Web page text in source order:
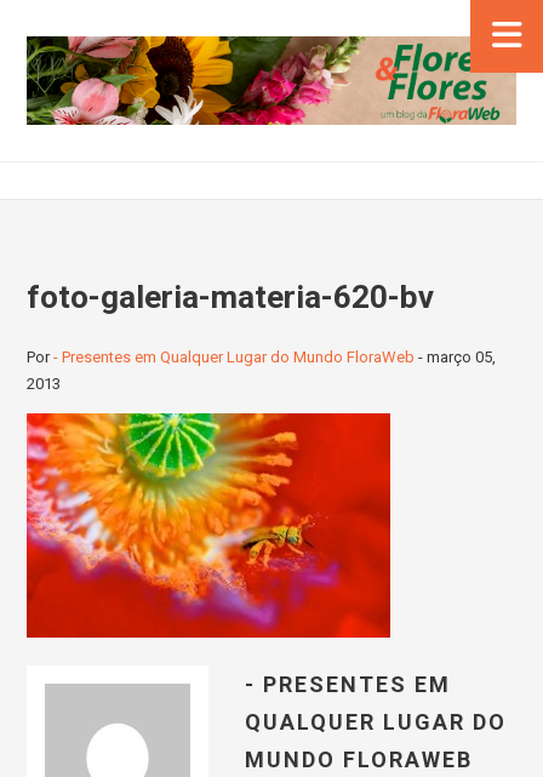
foto-galeria-materia-620-bv
Por- Presentes em Qualquer Lugar do Mundo FloraWeb -março 05,
2013
- PRESENTES EM
QUALQUER LUGAR DO
MUNDO FLORAWEB